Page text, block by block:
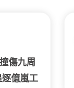
傷九周
億嵐工